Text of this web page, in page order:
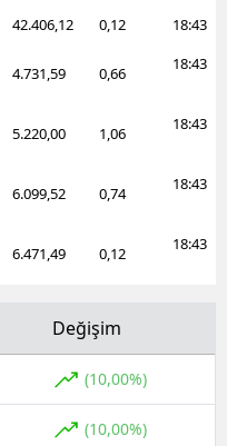
42.406,12 0,12
18:43
4.731,59 0,66 18:43
5.220,00 1,06 18:43
6.099,52 0,74 18:43
6.471,49 0,12 18:43
Değişim
(10,00%)
(10,00%)